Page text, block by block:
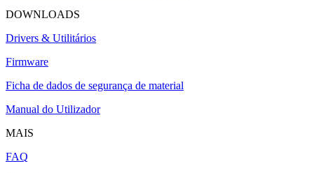
DOWNLOADS
Drivers & Utilitários
Firmware
Ficha de dados de segurança de material
Manual do Utilizador
MAIS
FAQ